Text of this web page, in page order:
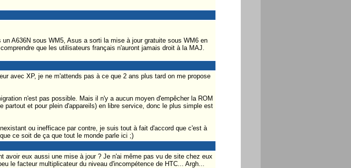
A636N sous WM5, Asus a sorti la mise à jour gratuite sous WM6 en
que les utilisateurs français n'auront jamais droit à la MAJ.
avec XP, je ne m'attends pas à ce que 2 ans plus tard on me propose
n'est pas possible. Mais il n'y a aucun moyen d'empêcher la ROM
et pour plein d'appareils) en libre service, donc le plus simple est
ou inefficace par contre, je suis tout à fait d'accord que c'est à
ce soit de ça que tout le monde parle ici ;)
avoir eux aussi une mise à jour ? Je n'ai même pas vu de site chez eux
le facteur multiplicateur du niveau d'incompétence de HTC... Argh...